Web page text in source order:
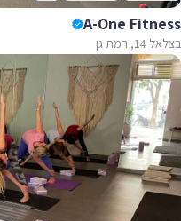
A-One Fitness
בצלאל 14, רמת גן